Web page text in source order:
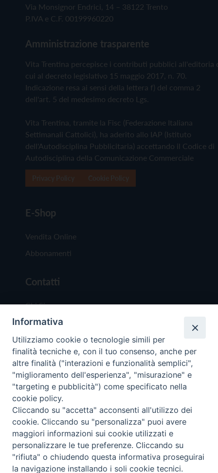
Via Monsignor Endrici, 14 – 38122 Trento
P.IVA e C.F. 00199960220
Amministrazione trasparente
Vita Trentina percepisce i contributi pubblici all'editoria
cui al decreto legislativo 15 maggio 2017, n. 70.
Indicazione resa ai sensi della lettera f) del comma 2
dell'art. 5 del medesimo decreto Lgs.
Vita Trentina, tramite la Fisc (Federazione Italiana
Settimanali Cattolici), ha aderito allo IAP (Istituto
dell'Autodisciplina Pubblicitaria) accettando il Codice di
Autodisciplina della Comunicazione Commerciale
E-Shop
Vendita Online
Abbonamenti
Contatti
Chi Siamo
Redazione
Scrivici
Copyright © 2019 - Tutti i diritti riservati - Vita
Trentina Editrice
Privacy Policy
Torna
Informativa
Utilizziamo cookie o tecnologie simili per
finalità tecniche e, con il tuo consenso, anche per
altre finalità ("interazioni e funzionalità semplici",
"miglioramento dell'esperienza", "misurazione" e
"targeting e pubblicità") come specificato nella
cookie policy.
Cliccando su "accetta" acconsenti all'utilizzo dei
cookie. Cliccando su "personalizza" puoi avere
maggiori informazioni sui cookie utilizzati e
personalizzare le tue preferenze. Cliccando su
"rifiuta" o chiudendo questa informativa proseguirai
la navigazione installando i soli cookie tecnici.